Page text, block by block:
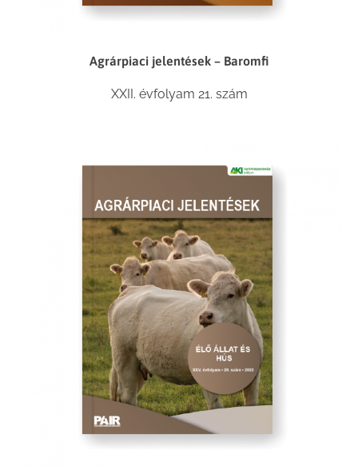
Agrárpiaci jelentések – Baromfi
XXII. évfolyam 21. szám